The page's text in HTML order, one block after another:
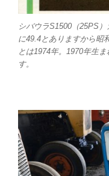
シバウラS1500（25PS
に49.4とありますから昭
とは1974年。1970年生
す。